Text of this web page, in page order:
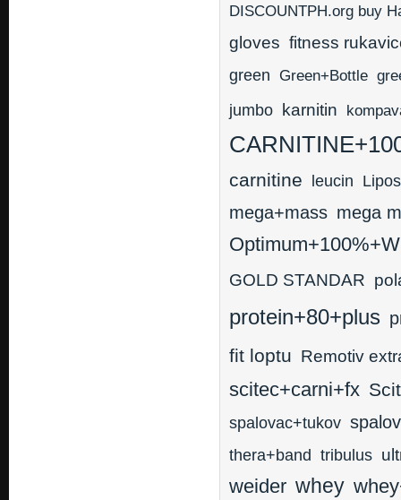
DISCOUNTPH.org buy
gloves fitness
green Green+Bottle
jumbo karnitin
carnitine leucin
mega+mass mega
GOLD STANDAR
protein+80+plus
fit loptu Remotiv
scitec+carni+fx
spalovac+tukov
thera+band tribulus
weider whey